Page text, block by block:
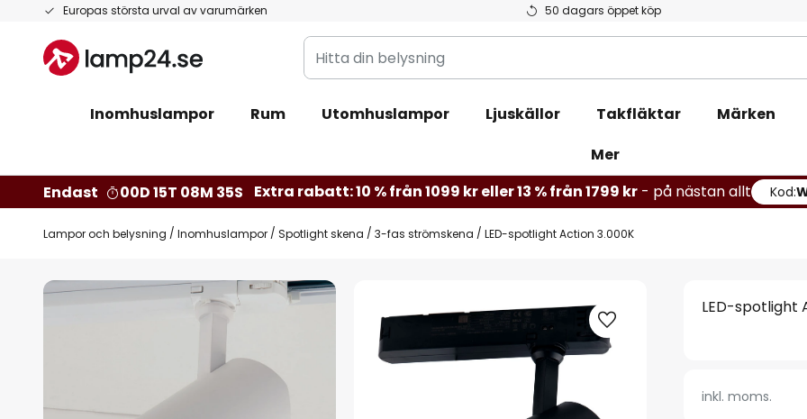
Europas största urval av varumärken 50 dagars öppet köp
Hoppa
innehållet
Hitta
din
Inomhuslampor
Rum Utomhuslampor Ljuskällor Takfläktar
Märken
Mer
Endast
00D 15T 08M 35S Extra rabatt: 10 % från 1099 kr eller 13 % från 1799 kr - på nästan allt Kod:
Lampor och belysning Inomhuslampor Spotlight skena 3-fas strömskena LED-spotlight Action 3.000K
Hoppa
LED-spotlight
inkl. moms.